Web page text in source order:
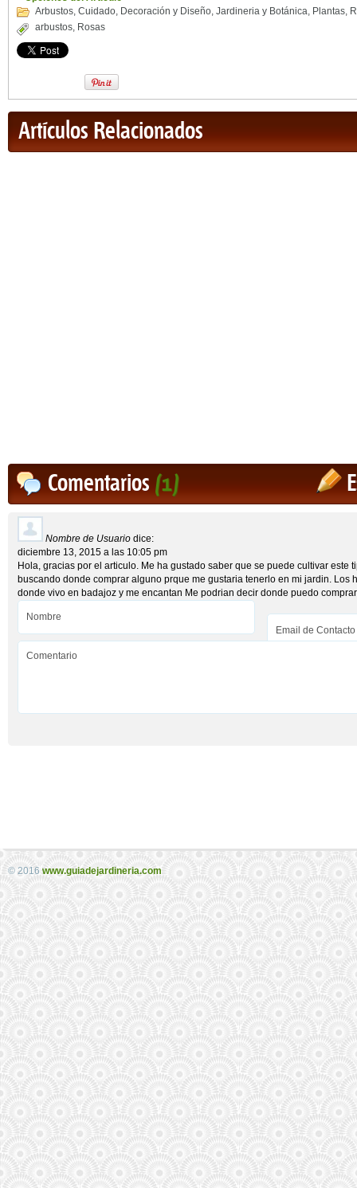
Arbustos, Cuidado, Decoración y Diseño, Jardineria y Botánica, Plantas,
arbustos, Rosas
Artículos Relacionados
Comentarios(1)
Nombre de Usuario dice:
diciembre 13, 2015 a las 10:05 pm
Hola, gracias por el articulo. Me ha gustado saber que se puede cultivar este
buscando donde comprar alguno prque me gustaria tenerlo en mi jardin. Los
donde vivo en badajoz y me encantan Me podrian decir donde puedo
© 2016www.guiadejardineria.com